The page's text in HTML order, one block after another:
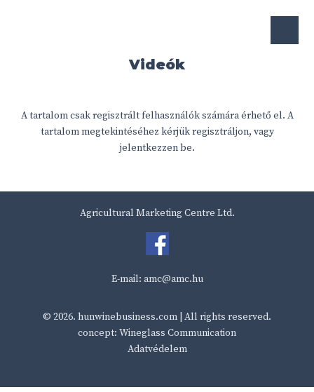
Videók
A tartalom csak regisztrált felhasználók számára érhető el. A
tartalom megtekintéséhez kérjük regisztráljon, vagy
jelentkezzen be.
Agricultural Marketing Centre Ltd.
E-mail: amc@amc.hu
© 2026. hunwinebusiness.com | All rights reserved.
concept: Wineglass Communication
Adatvédelem